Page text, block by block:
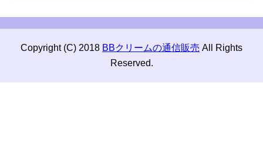
Copyright (C) 2018 BBクリームの通信販売 All Rights
Reserved.